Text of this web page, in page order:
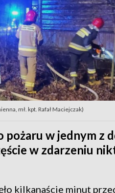
mł. kpt. Rafał Maciejczak)
pożaru w jednym z
w zdarzeniu
kilkanaście minut